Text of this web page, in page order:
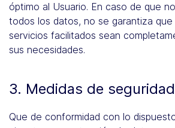
óptimo al Usuario. En caso de que
todos los datos, no se garantiza
servicios facilitados sean
sus necesidades.
3. Medidas de seguridad
Que de conformidad con lo